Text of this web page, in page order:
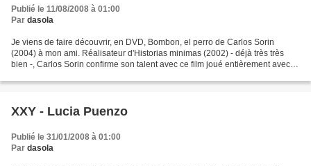
Publié le 11/08/2008 à 01:00
Par dasola
Je viens de faire découvrir, en DVD, Bombon, el perro de Carlos Sorin
(2004) à mon ami. Réalisateur d'Historias minimas (2002) - déjà très très
bien -, Carlos Sorin confirme son talent avec ce film joué entièrement avec
XXY - Lucia Puenzo
Publié le 31/01/2008 à 01:00
Par dasola